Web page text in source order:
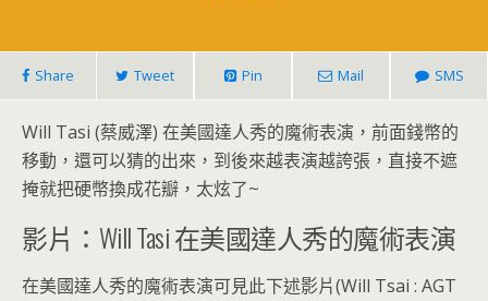
Share Tweet Pin Mail SMS
Will Tasi (蔡威澤) 在美國達人秀的魔術表演，前面錢幣的
移動，還可以猜的出來，到後來越表演越誇張，直接不遮
掩就把硬幣換成花瓣，太炫了~
影片：Will Tasi 在美國達人秀的魔術表演
在美國達人秀的魔術表演可見此下述影片(Will Tsai : AGT